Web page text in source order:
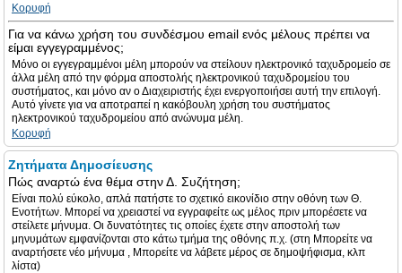
Κορυφή
Για να κάνω χρήση του συνδέσμου email ενός μέλους πρέπει να
είμαι εγγεγραμμένος;
Μόνο οι εγγεγραμμένοι μέλη μπορούν να στείλουν ηλεκτρονικό ταχυδρομείο σε
άλλα μέλη από την φόρμα αποστολής ηλεκτρονικού ταχυδρομείου του
συστήματος, και μόνο αν ο Διαχειριστής έχει ενεργοποιήσει αυτή την επιλογή.
Αυτό γίνετε για να αποτραπεί η κακόβουλη χρήση του συστήματος
ηλεκτρονικού ταχυδρομείου από ανώνυμα μέλη.
Κορυφή
Ζητήματα Δημοσίευσης
Πώς αναρτώ ένα θέμα στην Δ. Συζήτηση;
Είναι πολύ εύκολο, απλά πατήστε το σχετικό εικονίδιο στην οθόνη των Θ.
Ενοτήτων. Μπορεί να χρειαστεί να εγγραφείτε ως μέλος πριν μπορέσετε να
στείλετε μήνυμα. Οι δυνατότητες τις οποίες έχετε στην αποστολή των
μηνυμάτων εμφανίζονται στο κάτω τμήμα της οθόνης π.χ. (στη Μπορείτε να
αναρτήσετε νέο μήνυμα , Μπορείτε να λάβετε μέρος σε δημοψήφισμα, κλπ
λίστα)